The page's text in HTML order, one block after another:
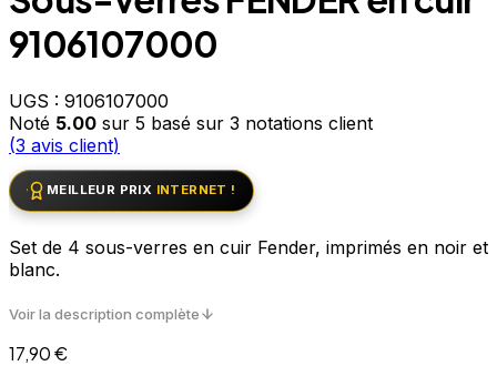
9106107000
UGS : 9106107000
Noté 5.00 sur 5 basé sur 3 notations client
(3 avis client)
MEILLEUR PRIX INTERNET !
Set de 4 sous-verres en cuir Fender, imprimés en noir et
blanc.
Voir la description complète
17,90€